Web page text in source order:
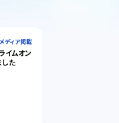
メディア掲載
イムオン
た